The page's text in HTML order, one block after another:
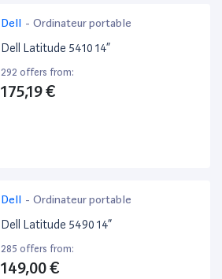
Dell - Ordinateur portable
Dell Latitude 5410 14”
292 offers from:
175,19 €
Dell - Ordinateur portable
Dell Latitude 5490 14”
285 offers from:
149,00 €